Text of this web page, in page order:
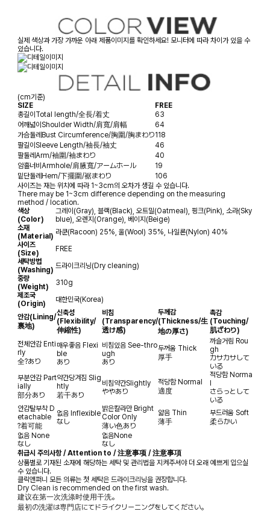
실제 색상과 가장 가까운 아래 제품이미지를 확인하세요! 모니터에 따라 차이가 있을 수
있습니다.
(cm기준)
SIZE
FREE
총길이 Total length/全長/着丈
63
어깨넓이 Shoulder Width/肩寬/肩幅
64
가슴둘레 Bust Circumference/胸圍/胸まわり118
팔길이 Sleeve Length/袖長/袖丈
46
팔둘레 Arm/袖圍/袖まわり
40
암홀너비 Armhole/肩腋寬/アームホール
19
밑단둘레 Hem/下擺圍/裾まわり
106
사이즈는 재는 위치에 따라 1~3cm의 오차가 생길 수 있습니다.
There may be 1~3cm difference depending on the measuring
method / location.
색상
(Color)
그레이(Gray), 블랙(Black), 오트밀(Oatmeal), 핑크(Pink), 소라(Sky
blue), 오렌지(Orange), 베이지(Beige)
소재
(Material) 라쿤(Racoon) 25%, 울(Wool) 35%, 나일론(Nylon) 40%
사이즈
(Size)
FREE
세탁방법
(Washing) 드라이크리닝(Dry cleaning)
중량
(Weight)
310g
제조국
(Origin)
대한민국(Korea)
안감(Lining/
裏地)
신축성
(Flexibility/
伸縮性)
비침
(Transparency/
透け感)
두께감
(Thickness/生
地の厚さ)
촉감
(Touching/
肌ざわり)
전체안감 Enti
rly
全?あり
매우좋음 Flexi
ble
あり
비침있음 See-thro
ugh
あり
두꺼움 Thick
厚手
까슬거림 Rou
gh
カサカサして
いる
부분안감 Part
ially
部分あり
약간당겨짐 Slig
htly
若干あり
비침약간Slightly
ややあり
적당함 Normal
適度
적당함 Norma
さらっとして
いる
안감탈부착 D
etachable
?着可能
없음 Inflexible
なし
밝은칼라만 Bright
Color Only
薄い色あり
얇음 Thin
薄手
부드러움 Soft
柔らかい
없음 None
なし
없음None
なし
취급시 주의사항 / Attention to / 注意事项 / 注意事項
상품별로 기재된 소재에 해당하는 세탁 및 관리법을 지켜주셔야 더 오래 예쁘게 입으실
수 있습니다.
클릭앤퍼니 모든 의류는 첫 세탁은 드라이크리닝을 권장합니다.
Dry Clean is recommended on the first wash.
建议在第一次洗涤时使用干洗。
最初の洗濯は専門店にてドライクリーニングをしてください。